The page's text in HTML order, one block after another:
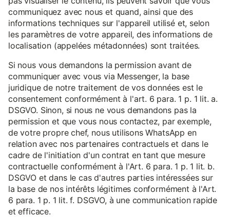
communiquez avec nous et quand, ainsi que des
informations techniques sur l'appareil utilisé et, selon
les paramètres de votre appareil, des informations de
localisation (appelées métadonnées) sont traitées.
Si nous vous demandons la permission avant de
communiquer avec vous via Messenger, la base
juridique de notre traitement de vos données est le
consentement conformément à l'art. 6 para. 1 p. 1 lit. a.
DSGVO. Sinon, si nous ne vous demandons pas la
permission et que vous nous contactez, par exemple,
de votre propre chef, nous utilisons WhatsApp en
relation avec nos partenaires contractuels et dans le
cadre de l'initiation d'un contrat en tant que mesure
contractuelle conformément à l'Art. 6 para. 1 p. 1 lit. b.
DSGVO et dans le cas d'autres parties intéressées sur
la base de nos intérêts légitimes conformément à l'Art.
6 para. 1 p. 1 lit. f. DSGVO, à une communication rapide
et efficace.